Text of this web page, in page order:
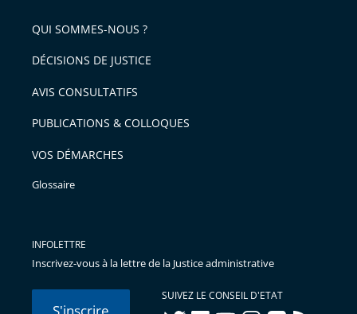
l'article
pour
avant
QUI SOMMES-NOUS ?
DÉCISIONS DE JUSTICE
AVIS CONSULTATIFS
PUBLICATIONS & COLLOQUES
VOS DÉMARCHES
Glossaire
INFOLETTRE
Inscrivez-vous à la lettre de la Justice administrative
SUIVEZ LE CONSEIL D'ETAT